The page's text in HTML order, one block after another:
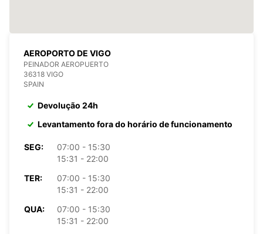
AEROPORTO DE VIGO
PEINADOR AEROPUERTO
36318 VIGO
SPAIN
Devolução 24h
Levantamento fora do horário de funcionamento
SEG:
07:00 - 15:30
15:31 - 22:00
TER:
07:00 - 15:30
15:31 - 22:00
QUA:
07:00 - 15:30
15:31 - 22:00